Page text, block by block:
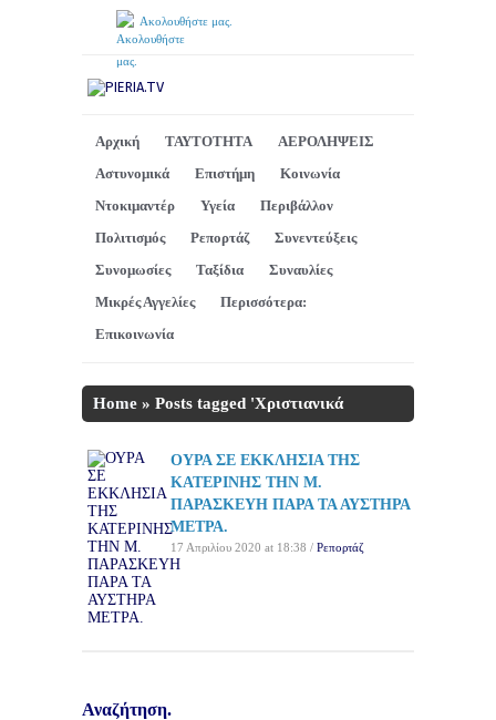
Ακολουθήστε μας.
Αρχική ΤΑΥΤΟΤΗΤΑ
ΑΕΡΟΛΗΨΕΙΣ
Αστυνομικά
Επιστήμη
Κοινωνία
Ντοκιμαντέρ
Υγεία
Περιβάλλον
Πολιτισμός
Ρεπορτάζ
Συνεντεύξεις
Συνομωσίες
Ταξίδια
Συναυλίες
Μικρές Αγγελίες
Περισσότερα:
Επικοινωνία
Home » Posts tagged 'Χριστιανικά
ΟΥΡΑ ΣΕ ΕΚΚΛΗΣΙΑ ΤΗΣ
ΚΑΤΕΡΙΝΗΣ ΤΗΝ Μ.
ΠΑΡΑΣΚΕΥΗ ΠΑΡΑ ΤΑ ΑΥΣΤΗΡΑ
ΜΕΤΡΑ.
17 Απριλίου 2020 at 18:38 / Ρεπορτάζ
Αναζήτηση.